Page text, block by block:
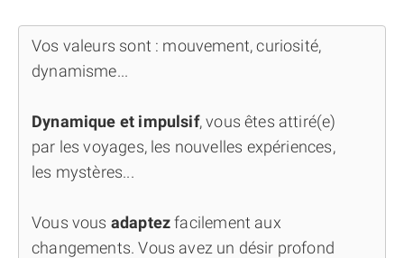
Vos valeurs sont : mouvement, curiosité,
dynamisme...
Dynamique et impulsif, vous êtes attiré(e)
par les voyages, les nouvelles expériences,
les mystères...
Vous vous adaptezfacilement aux
changements. Vous avez un désir profond